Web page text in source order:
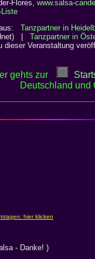
Flores, www.salsa-
aus: Tanzpartner in
| Tanzpartner in
dieser Veranstaltung
gehts zur
Deutschland und
- Danke! )